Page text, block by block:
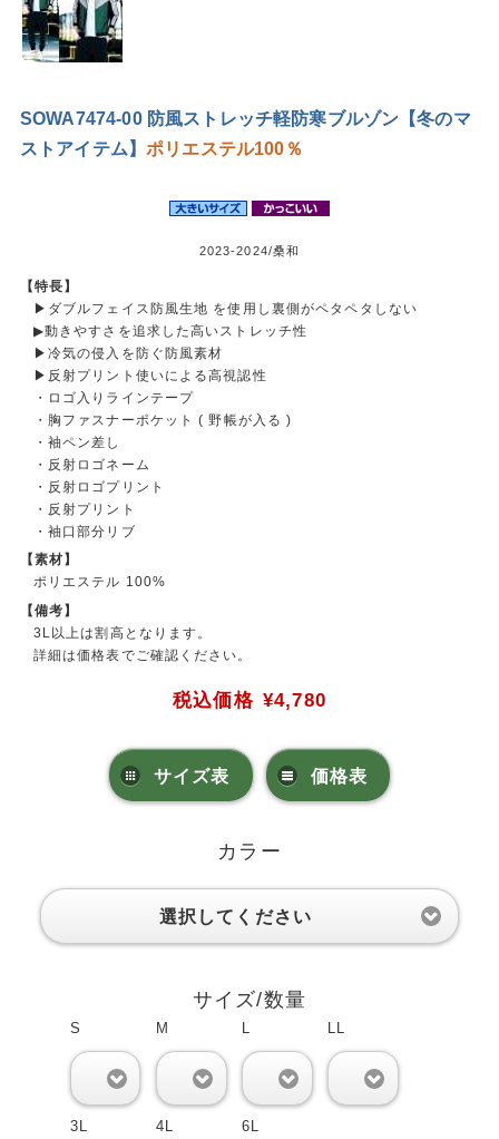
SOWA7474-00 防風ストレッチ軽防寒ブルゾン【冬のマ
ストアイテム】ポリエステル100％
2023-2024/桑和
【特長】
▶ダブルフェイス防風生地 を使用し裏側がペタペタしない
▶動きやすさを追求した高いストレッチ性
▶冷気の侵入を防ぐ防風素材
▶反射プリント使いによる高視認性
・ロゴ入りラインテープ
・胸ファスナーポケット ( 野帳が入る )
・袖ペン差し
・反射ロゴネーム
・反射ロゴプリント
・反射プリント
・袖口部分リブ
【素材】
ポリエステル 100%
【備考】
3L以上は割高となります。
詳細は価格表でご確認ください。
税込価格 ¥4,780
サイズ表 価格表
カラー
選択してください
サイズ/数量
S M L LL
3L 4L 6L